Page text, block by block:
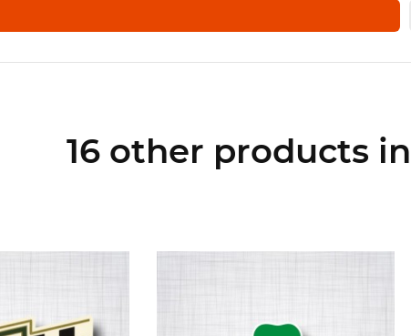
16 other products